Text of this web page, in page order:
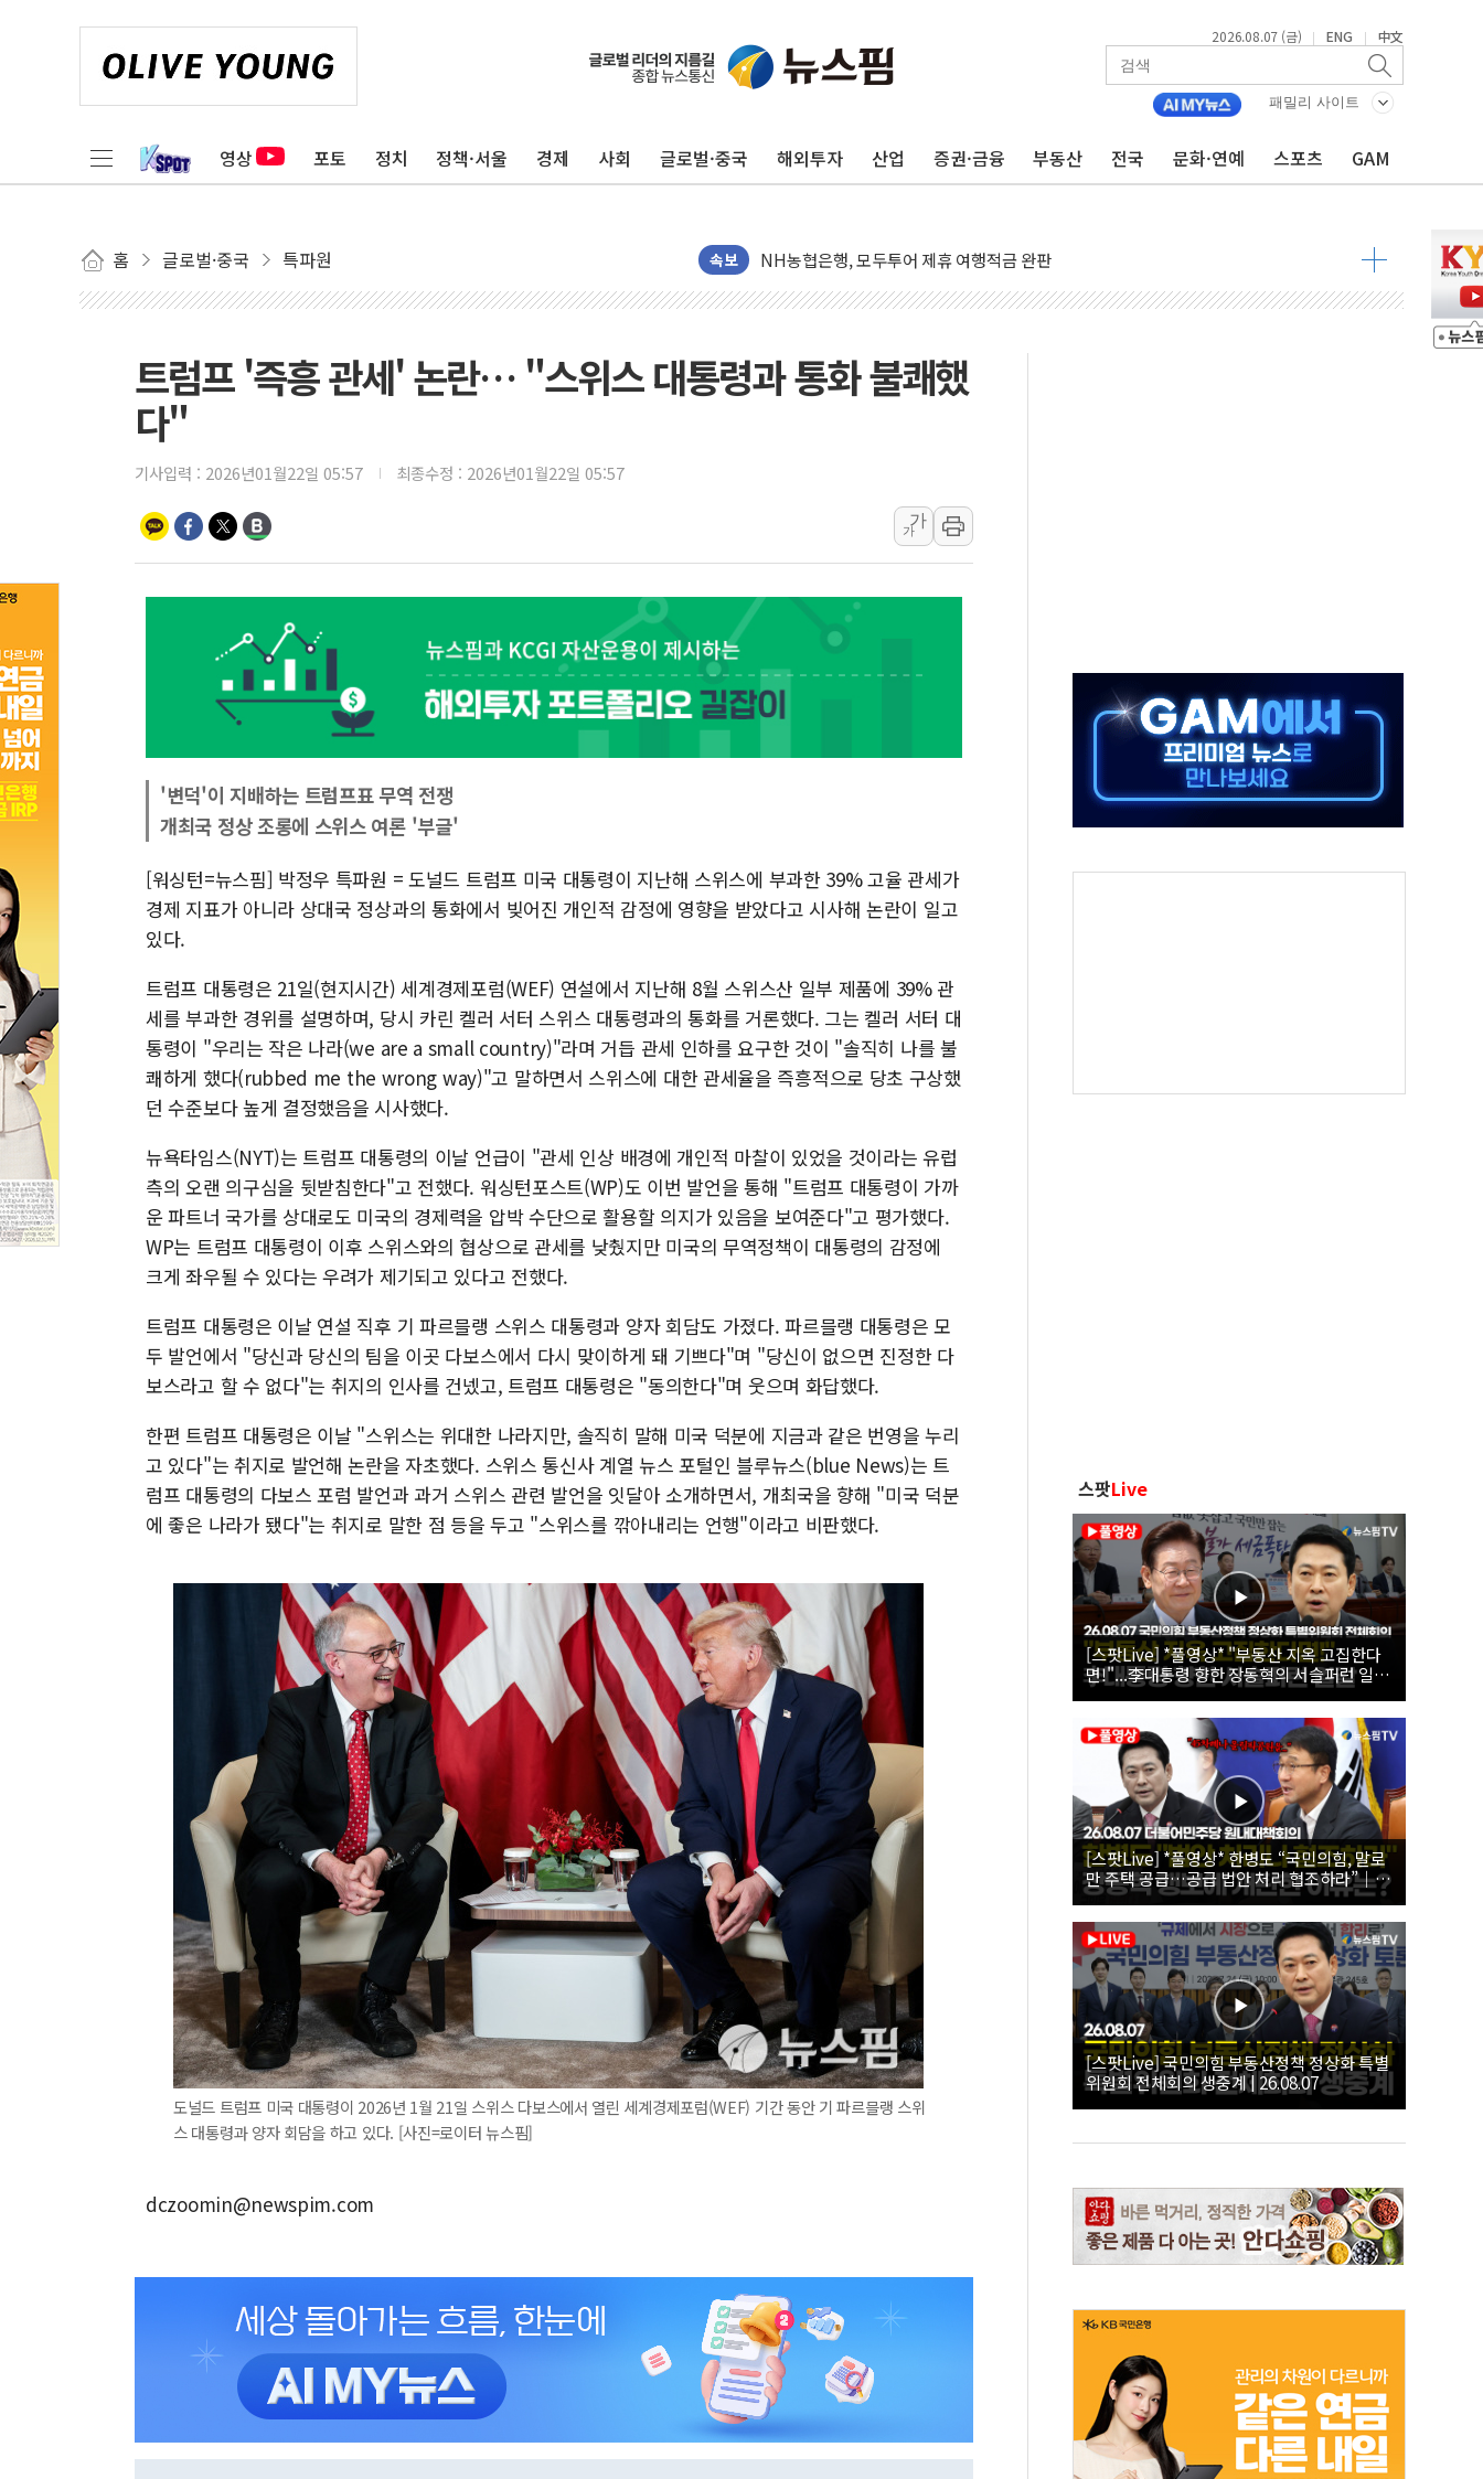
2026.08.07 (금) | ENG | 中文
패밀리 사이트
영상 포토 정치 정책·서울 경제 사회 글로벌·중국 해외투자 산업 증권·금융 부동산 전국 문화·연예 스포츠 GAM
홈 글로벌·중국 특파원 속보
삼척시, 무건리 이끼폭포 생태탐방로 출입 통제
전남광주 화정역 인근 도로 4중 추돌…1명 심정지·5명 부상
'해병 순직 책임' 임성근 전 사단장 항소심도 징역 3년
헥토이노베이션, 상반기 매출 첫 2000억원 돌파
NH농협은행, 모두투어 제휴 여행적금 완판
하나금융이 쏘아 올린 CIFO, 금융지주 포용금융 조직개편 신호탄
종합특검, '尹 관저 이전 감사 무마' 유병호 구속 기소
코스피·코스닥 오전 동반 하락…내린 종목이 두 배 넘어
창호 교체하다 난간 무너져…대전서 50대 일용직 추락 사망
장동혁 "규제와 대출 풀고 재개발·재건축 촉진하는 것이 부동산 정상화"
AI에 승부 건 네이버…내년 AI 팩토리 매출 본격화
트럼프 '즉흥 관세' 논란… "스위스 대통령과 통화 불쾌했
다"
기사입력 : 2026년01월22일 05:57 최종수정 : 2026년01월22일 05:57
가
가
'변덕'이 지배하는 트럼프표 무역 전쟁
개최국 정상 조롱에 스위스 여론 '부글'
[워싱턴=뉴스핌] 박정우 특파원 = 도널드 트럼프 미국 대통령이 지난해 스위스에 부과한 39% 고율 관세가
경제 지표가 아니라 상대국 정상과의 통화에서 빚어진 개인적 감정에 영향을 받았다고 시사해 논란이 일고
있다.
트럼프 대통령은 21일(현지시간) 세계경제포럼(WEF) 연설에서 지난해 8월 스위스산 일부 제품에 39% 관
세를 부과한 경위를 설명하며, 당시 카린 켈러 서터 스위스 대통령과의 통화를 거론했다. 그는 켈러 서터 대
통령이 "우리는 작은 나라(we are a small country)"라며 거듭 관세 인하를 요구한 것이 "솔직히 나를 불
쾌하게 했다(rubbed me the wrong way)"고 말하면서 스위스에 대한 관세율을 즉흥적으로 당초 구상했
던 수준보다 높게 결정했음을 시사했다.
뉴욕타임스(NYT)는 트럼프 대통령의 이날 언급이 "관세 인상 배경에 개인적 마찰이 있었을 것이라는 유럽
측의 오랜 의구심을 뒷받침한다"고 전했다. 워싱턴포스트(WP)도 이번 발언을 통해 "트럼프 대통령이 가까
운 파트너 국가를 상대로도 미국의 경제력을 압박 수단으로 활용할 의지가 있음을 보여준다"고 평가했다.​
WP는 트럼프 대통령이 이후 스위스와의 협상으로 관세를 낮췄지만 미국의 무역정책이 대통령의 감정에
크게 좌우될 수 있다는 우려가 제기되고 있다고 전했다.
트럼프 대통령은 이날 연설 직후 기 파르믈랭 스위스 대통령과 양자 회담도 가졌다. 파르믈랭 대통령은 모
두 발언에서 "당신과 당신의 팀을 이곳 다보스에서 다시 맞이하게 돼 기쁘다"며 "당신이 없으면 진정한 다
보스라고 할 수 없다"는 취지의 인사를 건넸고, 트럼프 대통령은 "동의한다"며 웃으며 화답했다.
한편 트럼프 대통령은 이날 "스위스는 위대한 나라지만, 솔직히 말해 미국 덕분에 지금과 같은 번영을 누리
고 있다"는 취지로 발언해 논란을 자초했다. 스위스 통신사 계열 뉴스 포털인 블루뉴스(blue News)는 트
럼프 대통령의 다보스 포럼 발언과 과거 스위스 관련 발언을 잇달아 소개하면서, 개최국을 향해 "미국 덕분
에 좋은 나라가 됐다"는 취지로 말한 점 등을 두고 "스위스를 깎아내리는 언행"이라고 비판했다.
도널드 트럼프 미국 대통령이 2026년 1월 21일 스위스 다보스에서 열린 세계경제포럼(WEF) 기간 동안 기 파르믈랭 스위
스 대통령과 양자 회담을 하고 있다. [사진=로이터 뉴스핌]
dczoomin@newspim.com
스팟Live
[스팟Live] *풀영상* "부동산 지옥 고집한다
면!"...李대통령 향한 장동혁의 서슬퍼런 일갈
| 26.08.07 국민의힘 부동산정책 정상화 특별
위원회 전체회의
[스팟Live] *풀영상* 한병도 “국민의힘, 말로
만 주택 공급…공급 법안 처리 협조하라”｜
26.08.07 더불어민주당 원내대책회의
[스팟Live] 국민의힘 부동산정책 정상화 특별
위원회 전체회의 생중계 | 26.08.07